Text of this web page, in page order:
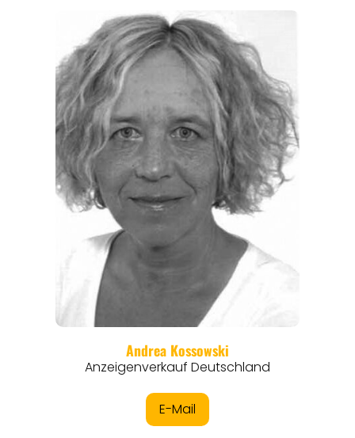
EVENTS
REISEFÜHRER
REISEMAGAZINE
THEMEN
ANGEBOTE